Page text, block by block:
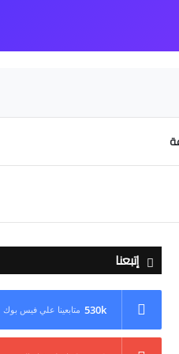
إتبعنا
530k متابعينا علي فيس بوك